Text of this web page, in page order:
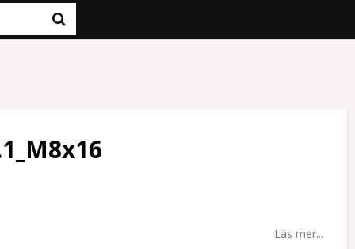
Läs mer...